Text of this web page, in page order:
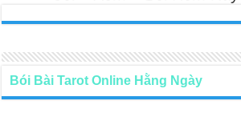
Bói Bài Tarot Online Hằng Ngày